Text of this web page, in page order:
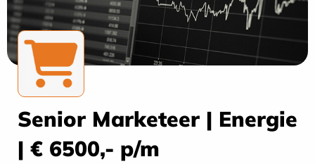
Senior Marketeer | Energie
| € 6500,- p/m